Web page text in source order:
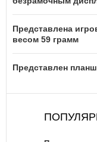
Представлена
весом 59 грамм
Представлен